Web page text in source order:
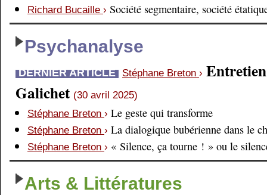
Richard Bucaille › Société segmentaire, société
Psychanalyse
DERNIER ARTICLE Stéphane Breton ›
Galichet (30 avril 2025)
Stéphane Breton › Le geste qui transforme
Stéphane Breton › La dialogique bubérienne dans le
Stéphane Breton › « Silence, ça tourne ! » ou le
Arts & Littératures